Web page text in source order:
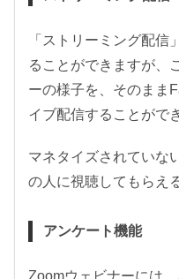
「ストリーミング配信
ることができますが、
ーの様子を、そのまま
イブ配信することがで
マネタイズされていな
の人に視聴してもらえ
アンケート機能
Zoomウェビナーには